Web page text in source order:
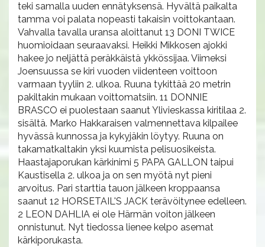
teki samalla uuden ennätyksensä. Hyvältä paikalta
tamma voi palata nopeasti takaisin voittokantaan.
Vahvalla tavalla uransa aloittanut 13 DONI TWICE
huomioidaan seuraavaksi. Heikki Mikkosen ajokki
hakee jo neljättä peräkkäistä ykkössijaa. Viimeksi
Joensuussa se kiri vuoden viidenteen voittoon
varmaan tyyliin 2. ulkoa. Ruuna tykittää 20 metrin
pakiltakin mukaan voittomatsiin. 11 DONNIE
BRASCO ei puolestaan saanut Ylivieskassa kiritilaa 2.
sisältä. Marko Hakkaraisen valmennettava kilpailee
hyvässä kunnossa ja kykyjäkin löytyy. Ruuna on
takamatkaltakin yksi kuumista pelisuosikeista.
Haastajaporukan kärkinimi 5 PAPA GALLON taipui
Kaustisella 2. ulkoa ja on sen myötä nyt pieni
arvoitus. Pari starttia tauon jälkeen kroppaansa
saanut 12 HORSETAIL'S JACK terävöitynee edelleen.
2 LEON DAHLIA ei ole Härmän voiton jälkeen
onnistunut. Nyt tiedossa lienee kelpo asemat
kärkiporukasta.